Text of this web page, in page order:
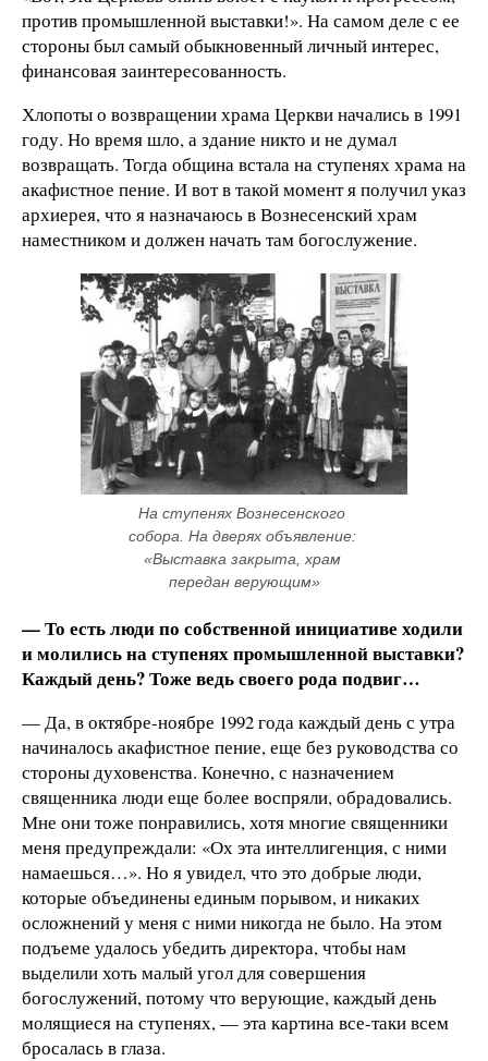
против промышленной выставки!». На самом деле с ее
стороны был самый обыкновенный личный интерес,
финансовая заинтересованность.
Хлопоты о возвращении храма Церкви начались в 1991
году. Но время шло, а здание никто и не думал
возвращать. Тогда община встала на ступенях храма на
акафистное пение. И вот в такой момент я получил указ
архиерея, что я назначаюсь в Вознесенский храм
наместником и должен начать там богослужение.
На ступенях Вознесенского
собора. На дверях объявление:
«Выставка закрыта, храм
передан верующим»
— То есть люди по собственной инициативе ходили
и молились на ступенях промышленной выставки?
Каждый день? Тоже ведь своего рода подвиг…
— Да, в октябре-ноябре 1992 года каждый день с утра
начиналось акафистное пение, еще без руководства со
стороны духовенства. Конечно, с назначением
священника люди еще более воспряли, обрадовались.
Мне они тоже понравились, хотя многие священники
меня предупреждали: «Ох эта интеллигенция, с ними
намаешься…». Но я увидел, что это добрые люди,
которые объединены единым порывом, и никаких
осложнений у меня с ними никогда не было. На этом
подъеме удалось убедить директора, чтобы нам
выделили хоть малый угол для совершения
богослужений, потому что верующие, каждый день
молящиеся на ступенях, — эта картина все-таки всем
бросалась в глаза.